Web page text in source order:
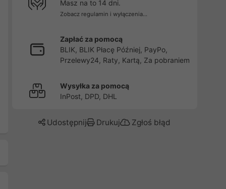
Masz na to 14 dni.
Zobacz regulamin i wyłączenia...
Zapłać za pomocą
BLIK, BLIK Płacę Później, PayPo,
Przelewy24, Raty, Kartą, Za pobraniem
Wysyłka za pomocą
InPost, DPD, DHL
Udostępnij Drukuj Zgłoś błąd